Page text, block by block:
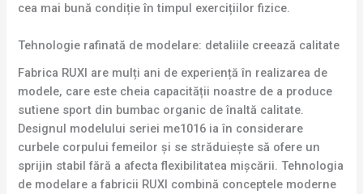
cea mai bună condiție în timpul exercițiilor fizice.
Tehnologie rafinată de modelare: detaliile creează calitate
Fabrica RUXI are mulți ani de experiență în realizarea de
modele, care este cheia capacității noastre de a produce
sutiene sport din bumbac organic de înaltă calitate.
Designul modelului seriei me1016 ia în considerare
curbele corpului femeilor și se străduiește să ofere un
sprijin stabil fără a afecta flexibilitatea mișcării. Tehnologia
de modelare a fabricii RUXI combină conceptele moderne